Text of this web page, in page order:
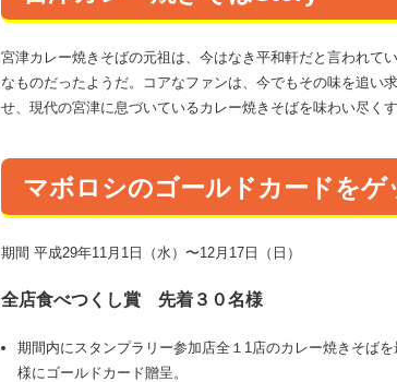
宮津カレー焼きそばの元祖は、今はなき平和軒だと言われて
なものだったようだ。コアなファンは、今でもその味を追い
せ、現代の宮津に息づいているカレー焼きそばを味わい尽く
マボロシのゴールドカードをゲ
期間 平成29年11月1日（水）〜12月17日（日）
全店食べつくし賞 先着３０名様
期間内にスタンプラリー参加店全１1店のカレー焼きそば
様にゴールドカード贈呈。